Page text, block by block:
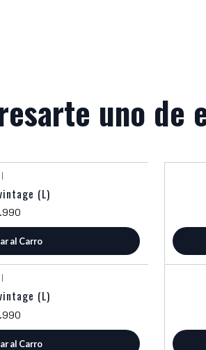
uno de
|
(L)
al Carro
|
(L)
al Carro